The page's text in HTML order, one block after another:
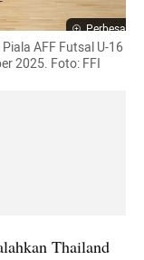
Perbesar
AFF Futsal U-16
2025. Foto: FFI
Thailand